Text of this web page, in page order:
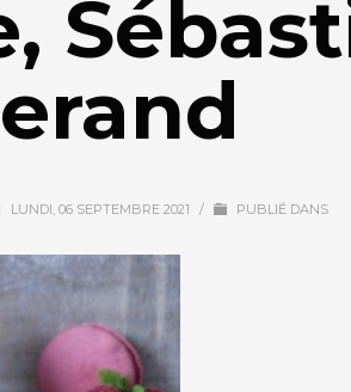
LUNDI, 06 SEPTEMBRE 2021 / PUBLIÉ DANS